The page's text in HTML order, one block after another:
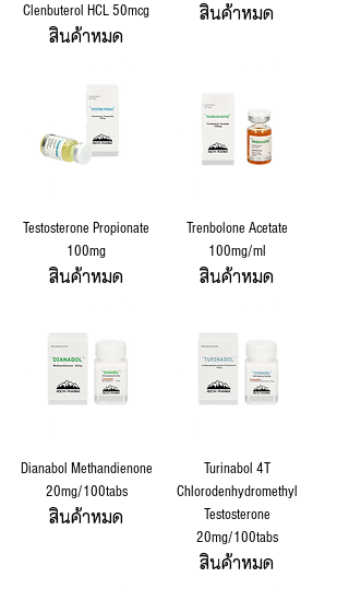
Clenbuterol HCL 50mcg
สินค้าหมด
สินค้าหมด
Testosterone Propionate
100mg
สินค้าหมด
Trenbolone Acetate
100mg/ml
สินค้าหมด
Dianabol Methandienone
20mg/100tabs
สินค้าหมด
Turinabol 4T
Chlorodenhydromethyl
Testosterone
20mg/100tabs
สินค้าหมด